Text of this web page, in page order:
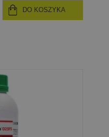
DO KOSZYKA